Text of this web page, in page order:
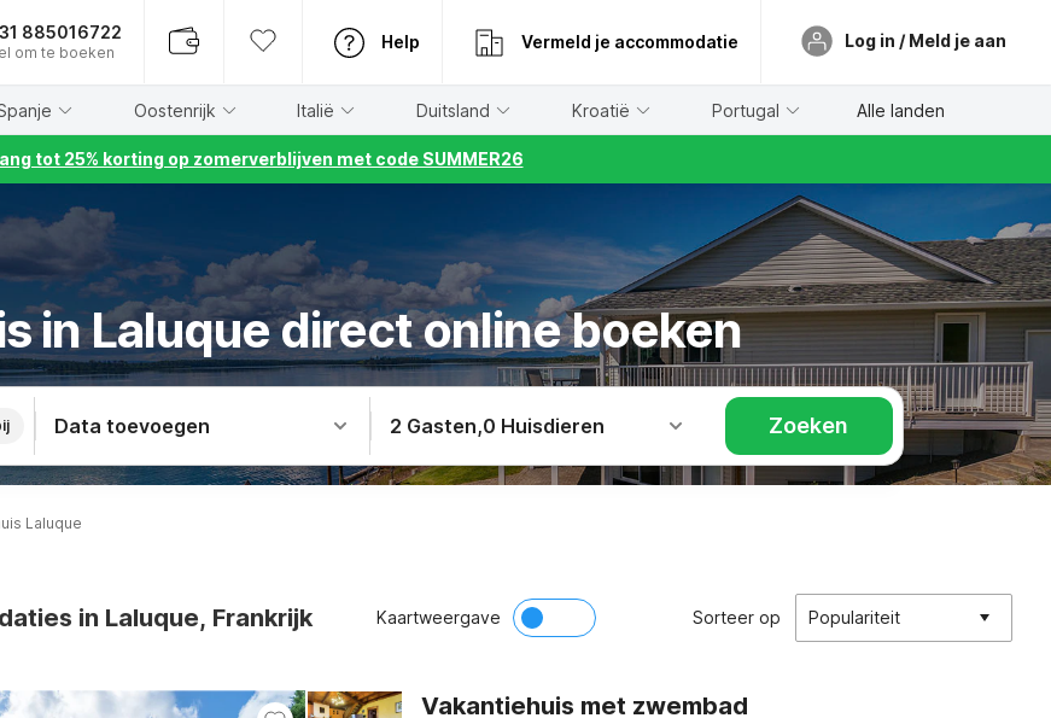
885016722
om te boeken
Help Vermeld je accommodatie Log in / Meld je aan
Oostenrijk Italië Duitsland Kroatië Portugal Alle landen
tot 25% korting op zomerverblijven met code SUMMER26
in Laluque direct online boeken
Data toevoegen 2 Gasten,0 Huisdieren Zoeken
Laluque
in Laluque, Frankrijk Kaartweergave Sorteer op Populariteit
Vakantiehuis met zwembad